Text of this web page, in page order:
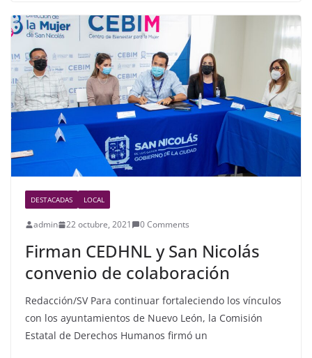
b
o
o
k
DESTACADAS LOCAL
admin 22 octubre, 2021 0 Comments
Firman CEDHNL y San Nicolás
convenio de colaboración
Redacción/SV Para continuar fortaleciendo los vínculos
con los ayuntamientos de Nuevo León, la Comisión
Estatal de Derechos Humanos firmó un